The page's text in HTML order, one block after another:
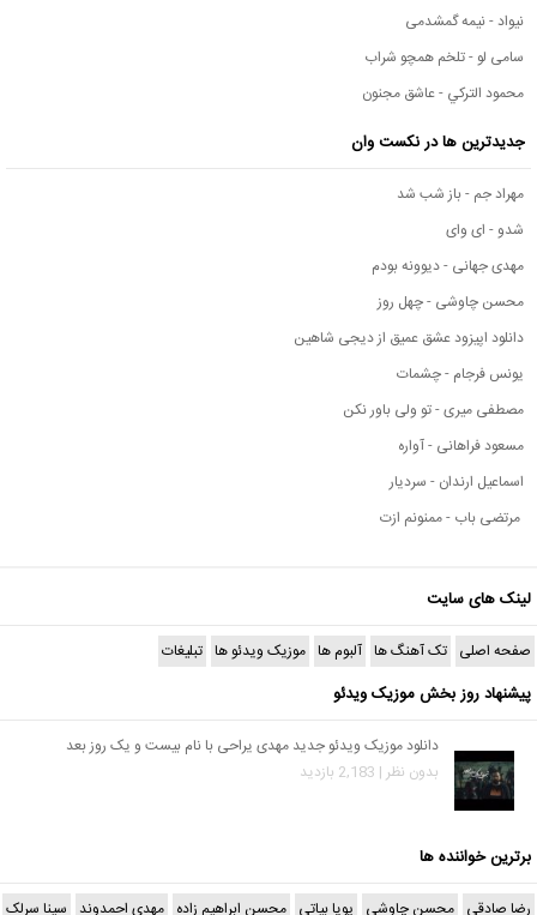
نیواد - نیمه گمشدمی
سامی لو - تلخم همچو شراب
محمود التركي - عاشق مجنون
جدیدترین ها در نکست وان
مهراد جم - باز شب شد
شدو - ای وای
مهدی جهانی - دیوونه بودم
محسن چاوشی - چهل روز
دانلود اپیزود عشق عمیق از دیجی شاهین
یونس فرجام - چشمات
مصطفی میری - تو ولی باور نکن
مسعود فراهانی - آواره
اسماعیل ارندان - سردیار
مرتضی باب - ممنونم ازت
لینک های سایت
صفحه اصلی تک آهنگ ها آلبوم ها موزیک ویدئو ها تبلیغات
پیشنهاد روز بخش موزیک ویدئو
دانلود موزیک ویدئو جدید مهدی یراحی با نام بیست و یک روز بعد
بدون نظر | 2,183 بازدید
برترین خواننده ها
رضا صادقی محسن چاوشی پویا بیاتی محسن ابراهیم زاده مهدی احمدوند سینا سرلک